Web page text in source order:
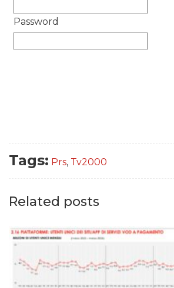
RICERCHE
OPINIONI
Password
Tags: Prs, Tv2000
Related posts